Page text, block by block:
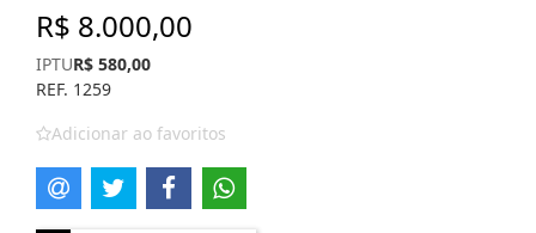
R$ 8.000,00
IPTUR$ 580,00
REF. 1259
Adicionar ao favoritos